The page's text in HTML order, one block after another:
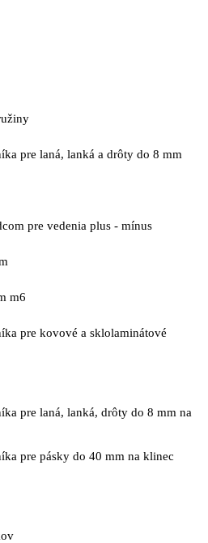
pre laná, lanká a drôty do 8 mm
pre vedenia plus - mínus
m6
pre kovové a sklolaminátové
pre laná, lanká, drôty do 8 mm na
pre pásky do 40 mm na klinec